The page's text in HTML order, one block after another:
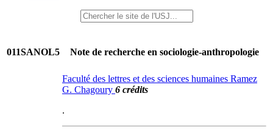
011SANOL5 Note de recherche en sociologie-anthropologie
Faculté des lettres et des sciences humaines Ramez
G. Chagoury 6 crédits
.